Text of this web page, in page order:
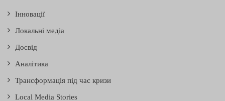
Інновації
Локальні медіа
Досвід
Аналітика
Трансформація під час кризи
Local Media Stories